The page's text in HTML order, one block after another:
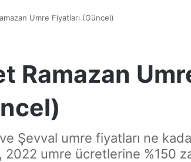
Umre Fiyatları (Güncel)
Ramazan
Şevval umre fiyatları ne
2022 umre ücretlerine %150